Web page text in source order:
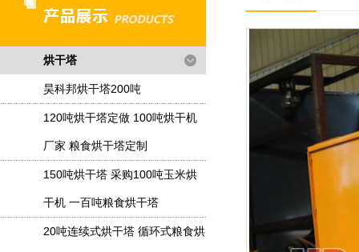
烘干塔
昊科邦烘干塔200吨
120吨烘干塔定做 100吨烘干机
厂家 粮食烘干塔定制
150吨烘干塔 采购100吨玉米烘
干机 一百吨粮食烘干塔
20吨连续式烘干塔 循环式粮食烘